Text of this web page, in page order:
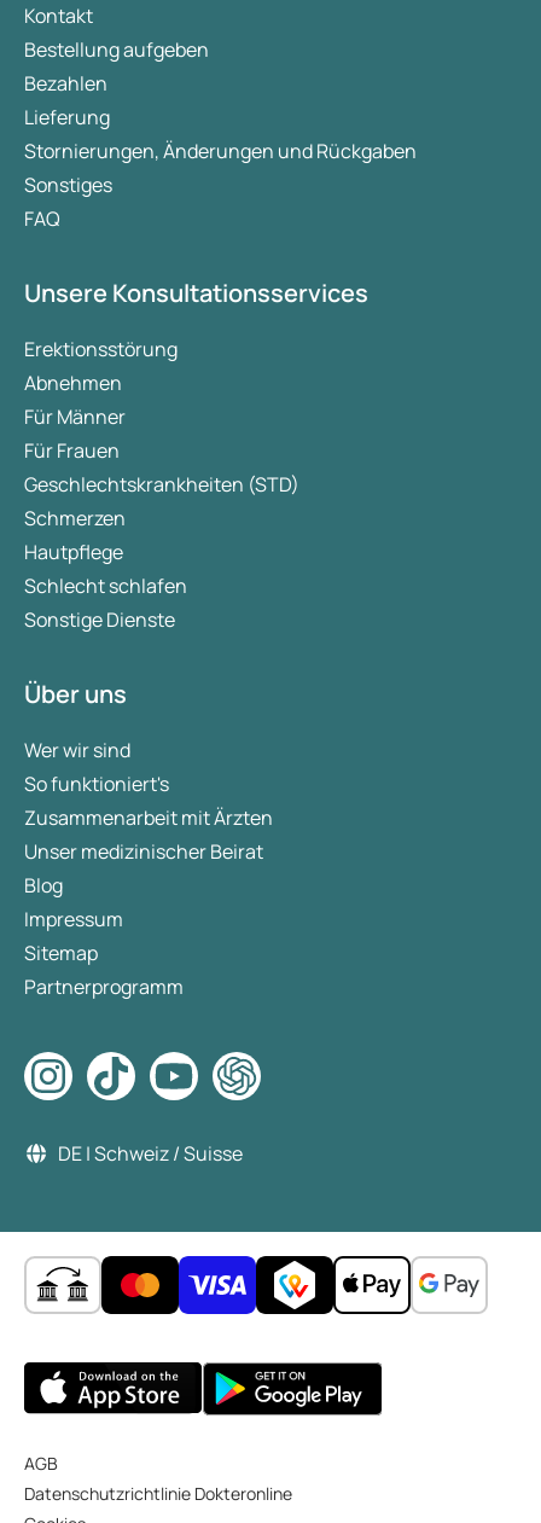
Kontakt
Bestellung aufgeben
Bezahlen
Lieferung
Stornierungen, Änderungen und Rückgaben
Sonstiges
FAQ
Unsere Konsultationsservices
Erektionsstörung
Abnehmen
Für Männer
Für Frauen
Geschlechtskrankheiten (STD)
Schmerzen
Hautpflege
Schlecht schlafen
Sonstige Dienste
Über uns
Wer wir sind
So funktioniert's
Zusammenarbeit mit Ärzten
Unser medizinischer Beirat
Blog
Impressum
Sitemap
Partnerprogramm
DE | Schweiz / Suisse
AGB
Datenschutzrichtlinie Dokteronline